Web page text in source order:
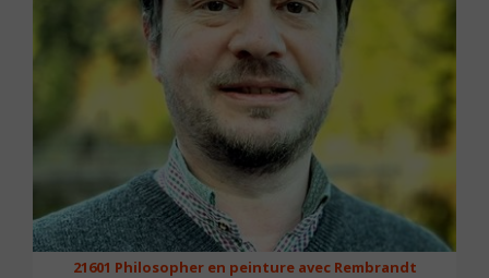
21601 Philosopher en peinture avec Rembrandt